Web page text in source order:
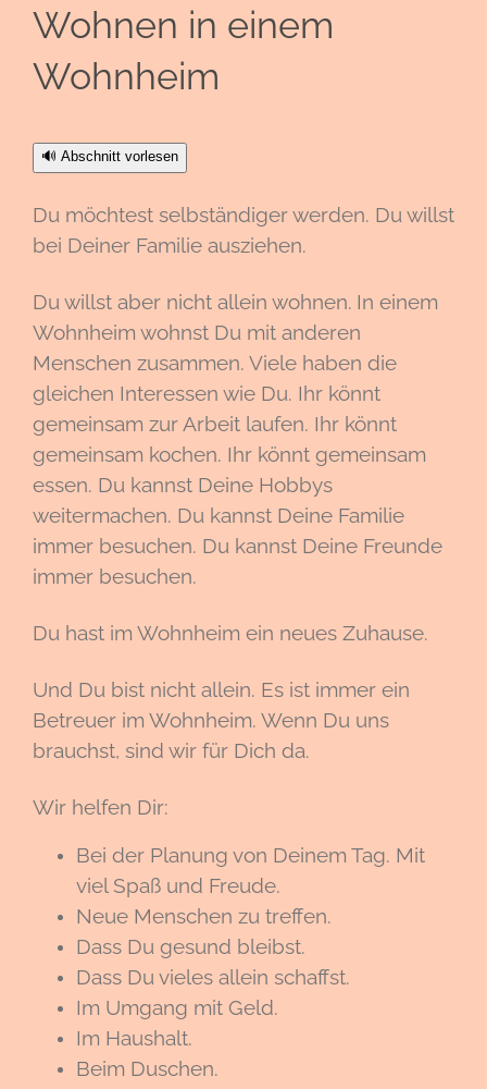
Wohnen in einem
Wohnheim
🔊 Abschnitt vorlesen
Du möchtest selbständiger werden. Du willst
bei Deiner Familie ausziehen.
Du willst aber nicht allein wohnen. In einem
Wohnheim wohnst Du mit anderen
Menschen zusammen. Viele haben die
gleichen Interessen wie Du. Ihr könnt
gemeinsam zur Arbeit laufen. Ihr könnt
gemeinsam kochen. Ihr könnt gemeinsam
essen. Du kannst Deine Hobbys
weitermachen. Du kannst Deine Familie
immer besuchen. Du kannst Deine Freunde
immer besuchen.
Du hast im Wohnheim ein neues Zuhause.
Und Du bist nicht allein. Es ist immer ein
Betreuer im Wohnheim. Wenn Du uns
brauchst, sind wir für Dich da.
Wir helfen Dir:
Bei der Planung von Deinem Tag. Mit
viel Spaß und Freude.
Neue Menschen zu treffen.
Dass Du gesund bleibst.
Dass Du vieles allein schaffst.
Im Umgang mit Geld.
Im Haushalt.
Beim Duschen.